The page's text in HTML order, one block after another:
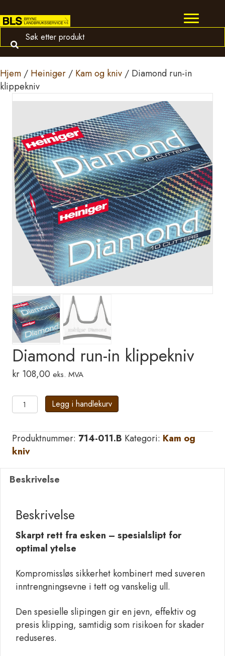
Hjem / Heiniger / Kam og kniv / Diamond run-in
klippekniv
Diamond run-in klippekniv
kr 108,00 eks. MVA
Diamond
run-
klippekniv
antall
Legg i handlekurv
Produktnummer: 714-011.B Kategori: Kam og
kniv
Beskrivelse
Beskrivelse
Skarpt rett fra esken – spesialslipt for
optimal ytelse
Kompromissløs sikkerhet kombinert med suveren
inntrengningsevne i tett og vanskelig ull.
Den spesielle slipingen gir en jevn, effektiv og
presis klipping, samtidig som risikoen for skader
reduseres.